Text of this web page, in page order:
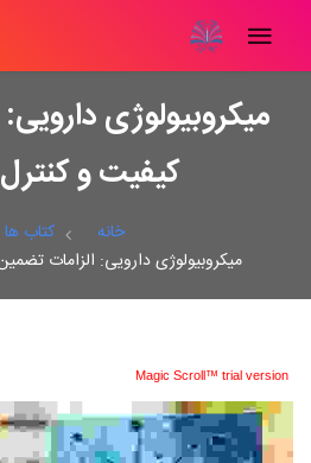
میکروبیولوژی
کیفیت و
خانه
کتاب ها
میکروبیولوژی دارویی: الزامات
Magic Scroll™ trial version